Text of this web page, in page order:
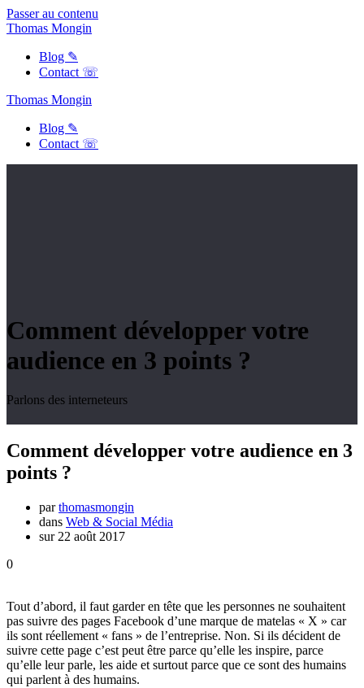
Passer au contenu
Thomas Mongin
Blog ✎
Contact ☏
Thomas Mongin
Blog ✎
Contact ☏
Comment développer votre
audience en 3 points ?
Parlons des interneteurs
Comment développer votre audience en 3
points ?
parthomasmongin
dans Web & Social Média
sur 22 août 2017
0
Tout d’abord, il faut garder en tête que les personnes ne souhaitent
pas suivre des pages Facebook d’une marque de matelas « X » car
ils sont réellement « fans » de l’entreprise. Non. Si ils décident de
suivre cette page c’est peut être parce qu’elle les inspire, parce
qu’elle leur parle, les aide et surtout parce que ce sont des humains
qui parlent à des humains.